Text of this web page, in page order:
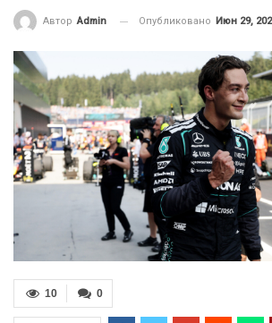
Автор Admin Опубликовано Июн 29,
0
10